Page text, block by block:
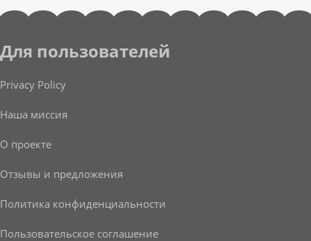
Для пользователей
Privacy Policy
Наша миссия
О проекте
Отзывы и предложения
Политика конфиденциальности
Пользовательское соглашение